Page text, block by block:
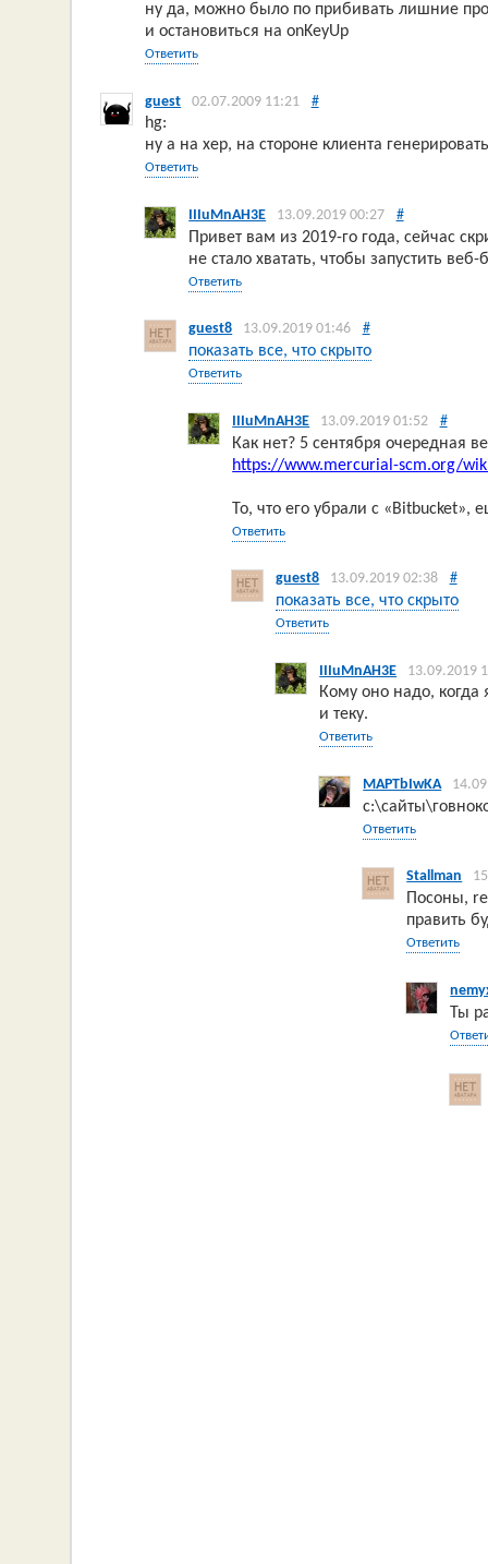
ну да, можно было по прибивать лишние
и остановиться на onKeyUp
Ответить
guest 02.07.2009 11:21 #
hg:
ну а на хер, на стороне клиента
Ответить
IIIuMnAH3E 13.09.2019 00:27 #
Привет вам из 2019-го года, сейчас
не стало хватать, чтобы запустить веб-
Ответить
guest8 13.09.2019 01:46 #
показать все, что скрыто
Ответить
IIIuMnAH3E 13.09.2019 01:52 #
Как нет? 5 сентября очередная
https://www.mercurial-scm.org/
То, что его убрали с «Bitbucket»,
Ответить
guest8 13.09.2019 02:38 #
показать все, что скрыто
Ответить
IIIuMnAH3E 13.09.2019
Кому оно надо, когда
и теку.
Ответить
MAPTbIwKA
Ответить
Stallman
Посоны,
править
Ответить
Ты